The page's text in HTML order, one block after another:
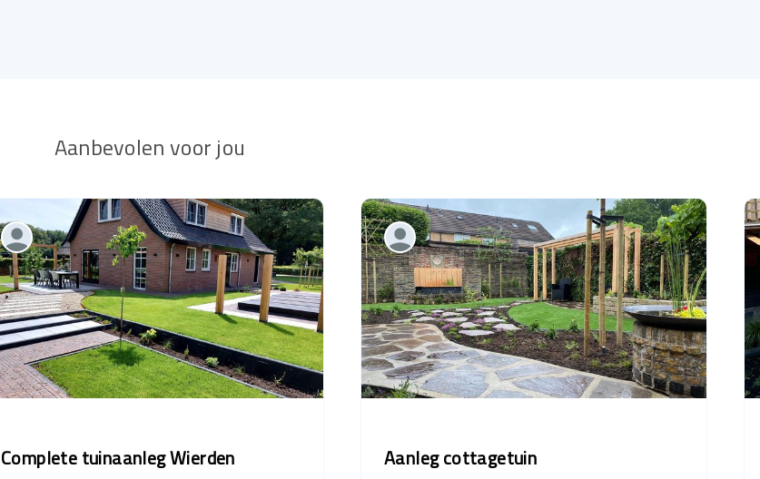
Aanbevolen voor jou
Complete tuinaanleg Wierden Aanleg cottagetuin